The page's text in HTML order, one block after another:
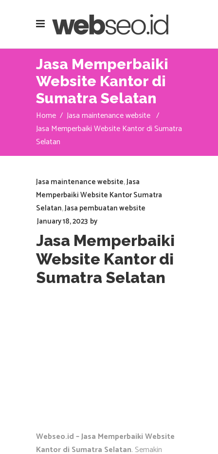
Jasa Memperbaiki
Website Kantor di
Sumatra Selatan
Home / Jasa maintenance website /
Jasa Memperbaiki Website Kantor di Sumatra
Selatan
Jasa maintenance website,Jasa
Memperbaiki Website Kantor Sumatra
Selatan,Jasa pembuatan website
January 18, 2023 by
Jasa Memperbaiki
Website Kantor di
Sumatra Selatan
Webseo.id – Jasa Memperbaiki Website
Kantor di Sumatra Selatan. Semakin